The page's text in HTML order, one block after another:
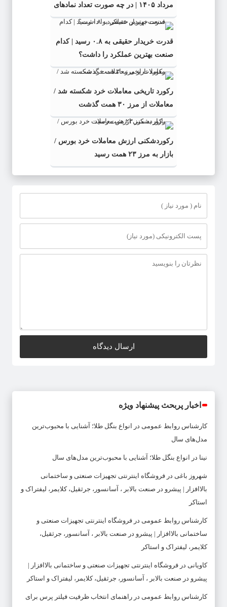
مرداد ۱۴۰۵ | در چه صورت تعداد نماد‌های
منفی افزایش می‌یابد؟
قدرت خریدار حقیقی به ۰.۸ رسید | کدام
صنعت بهترین عملکرد را داشت؟
رکورد تاریخی معاملات خرد شکسته شد /
معاملات از مرز ۳۰ همت گذشت
رکوردشکنی ارزش معاملات خرد بورس /
بازار به مرز ۲۳ همت رسید
اخبار پربحث پیشنهاد ویژه
کارشناس روابط عمومی در انواع بنگل طلا؛ آشنایی با محبوب‌ترین
مدل‌های سال
نینا در انواع بنگل طلا؛ آشنایی با محبوب‌ترین مدل‌های سال
شهروز باغی در فروشگاه اینترنتی تجهیزات صنعتی و ساختمانی
بالاافزار | پیشرو در صنعت بالابر ، آسانسور، جرثقیل، کلایمر، لیفتراک و
استاکر
کارشناس روابط عمومی در فروشگاه اینترنتی تجهیزات صنعتی و
ساختمانی بالاافزار | پیشرو در صنعت بالابر ، آسانسور، جرثقیل،
کلایمر، لیفتراک و استاکر
کاویانی در فروشگاه اینترنتی تجهیزات صنعتی و ساختمانی بالاافزار |
پیشرو در صنعت بالابر ، آسانسور، جرثقیل، کلایمر، لیفتراک و استاکر
کارشناس روابط عمومی در راهنمای انتخاب ظرفیت فیلتر پرس برای